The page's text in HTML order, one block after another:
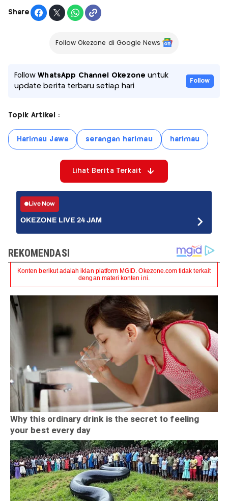
Share
Follow Okezone di Google News
FollowWhatsApp Channel Okezone untuk
update berita terbaru setiap hari
Follow
Topik Artikel :
Harimau Jawa serangan harimau harimau
Lihat Berita Terkait
Live Now
OKEZONE LIVE 24 JAM